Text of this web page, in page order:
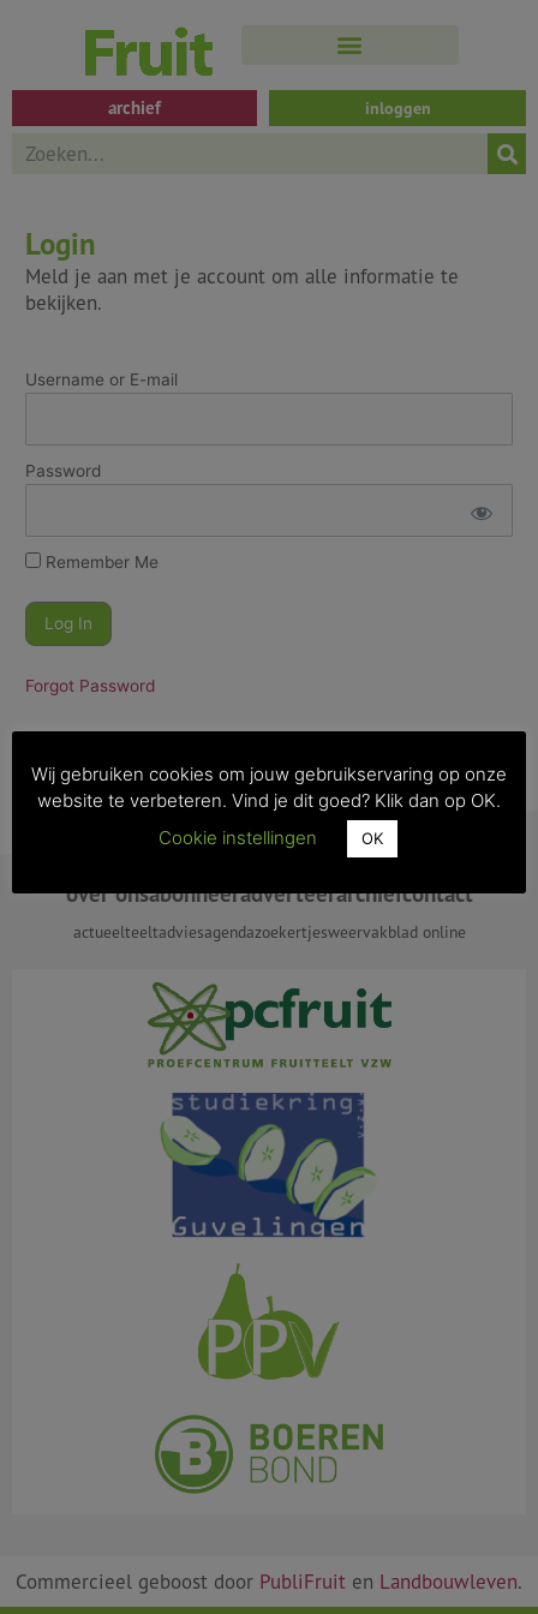
inhoud
archief inloggen
Search
Login
Meld je aan met je account om alle informatie te
bekijken.
Username or E-mail
Password
Remember Me
Forgot Password
over onsabonneeradverteerarchiefcontact
actueelteeltadviesagendazoekertjesweervakblad online
Commercieel geboost door PubliFruit en Landbouwleven.
Wij gebruiken cookies om jouw gebruikservaring op onze
website te verbeteren. Vind je dit goed? Klik dan op OK.
Cookie instellingen
OK